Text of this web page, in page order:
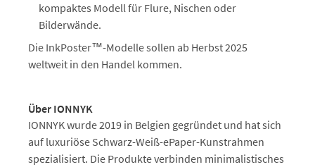
kompaktes Modell für Flure, Nischen oder
Bilderwände.
Die InkPoster™-Modelle sollen ab Herbst 2025
weltweit in den Handel kommen.
Über IONNYK
IONNYK wurde 2019 in Belgien gegründet und hat sich
auf luxuriöse Schwarz-Weiß-ePaper-Kunstrahmen
spezialisiert. Die Produkte verbinden minimalistisches